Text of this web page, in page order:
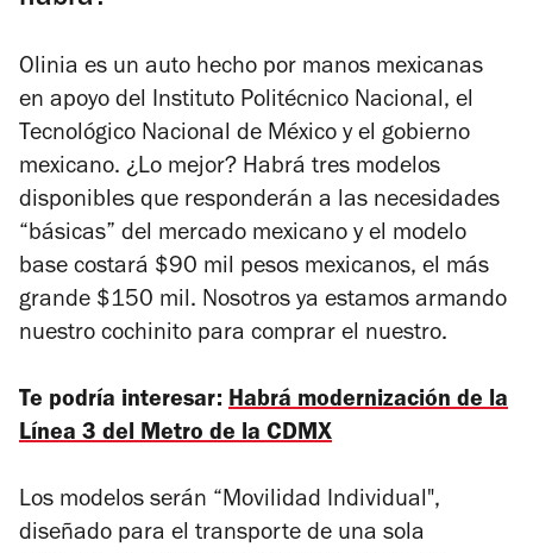
Olinia es un auto hecho por manos mexicanas
en apoyo del Instituto Politécnico Nacional, el
Tecnológico Nacional de México y el gobierno
mexicano. ¿Lo mejor? Habrá tres modelos
disponibles que responderán a las necesidades
“básicas” del mercado mexicano y el modelo
base costará $90 mil pesos mexicanos, el más
grande $150 mil. Nosotros ya estamos armando
nuestro cochinito para comprar el nuestro.
Te podría interesar: Habrá modernización de la
Línea 3 del Metro de la CDMX
Los modelos serán “Movilidad Individual",
diseñado para el transporte de una sola